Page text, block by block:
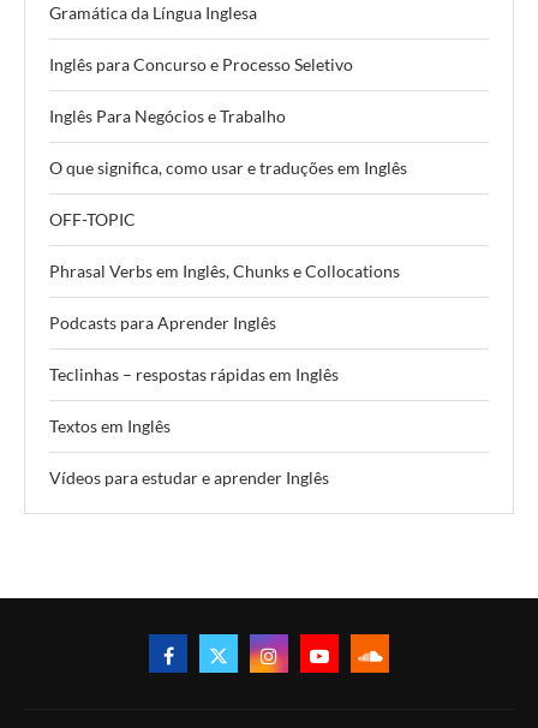
Gramática da Língua Inglesa
Inglês para Concurso e Processo Seletivo
Inglês Para Negócios e Trabalho
O que significa, como usar e traduções em Inglês
OFF-TOPIC
Phrasal Verbs em Inglês, Chunks e Collocations
Podcasts para Aprender Inglês
Teclinhas – respostas rápidas em Inglês
Textos em Inglês
Vídeos para estudar e aprender Inglês